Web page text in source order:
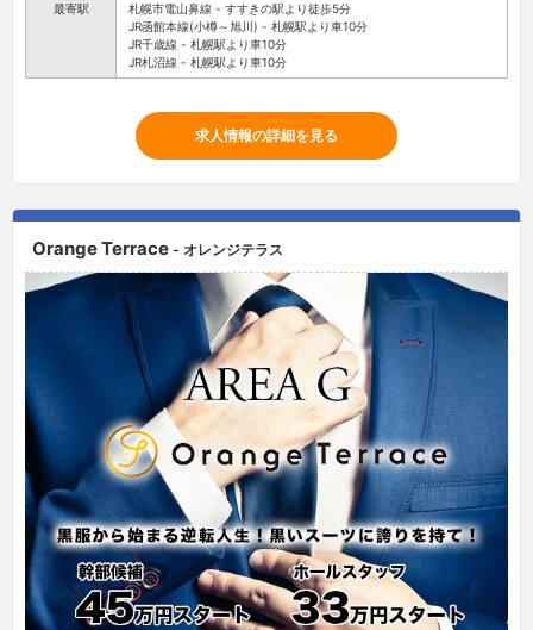
最寄駅
札幌市電山鼻線 - すすきの駅より徒歩5分
JR函館本線(小樽～旭川) - 札幌駅より車10分
JR千歳線 - 札幌駅より車10分
JR札沼線 - 札幌駅より車10分
求人情報の詳細を見る
Orange Terrace - オレンジテラス